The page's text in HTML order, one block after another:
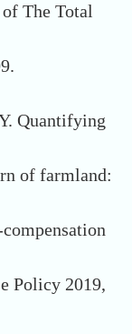
The Total
Quantifying
of farmland:
Policy 2019,